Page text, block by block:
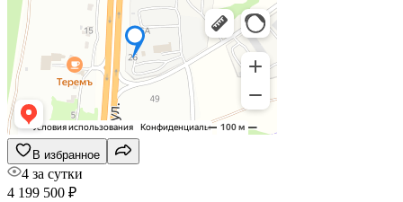
В избранное
4 за сутки
4 199 500 ₽